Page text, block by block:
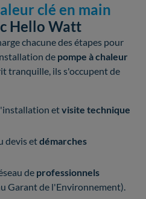
clé en main
Hello Watt
chacune des étapes pour
de pompe à chaleur
tranquille, ils s'occupent de
etvisite technique
devis etdémarches
de professionnels
Garant de l'Environnement).